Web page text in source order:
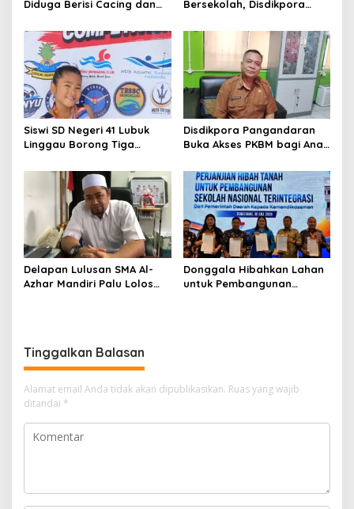
Diduga Berisi Cacing dan
Lakukan Investigasi
Bersekolah, Disdikpora
Pendidikan Terpenuhi
Siswi SD Negeri 41 Lubuk
Linggau Borong Tiga
Kejuaraan Akuatik
Indonesia Palembang
Disdikpora Pangandaran
Buka Akses PKBM bagi Anak
Delapan Lulusan SMA Al-
Azhar Mandiri Palu Lolos
Donggala Hibahkan Lahan
untuk Pembangunan
Tinggalkan Balasan
Alamat email Anda tidak akan dipublikasikan. Ruas yang wajib
ditandai *